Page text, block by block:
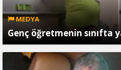
MEDYA
Genç öğretmenin sınıfta